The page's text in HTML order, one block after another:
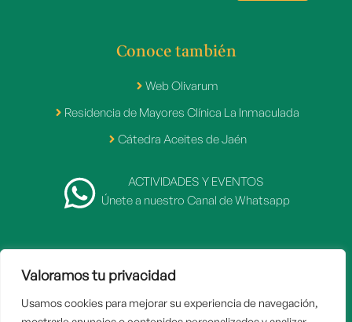
Valoramos tu privacidad
Usamos cookies para mejorar su experiencia de navegación,
Conoce también
Web Olivarum
Residencia de Mayores Clínica La Inmaculada
Cátedra Aceites de Jaén
ACTIVIDADES Y EVENTOS
Únete a nuestro Canal de Whatsapp
2007 - 2026 © Fundación Caja Rural de Jaén
Inicio